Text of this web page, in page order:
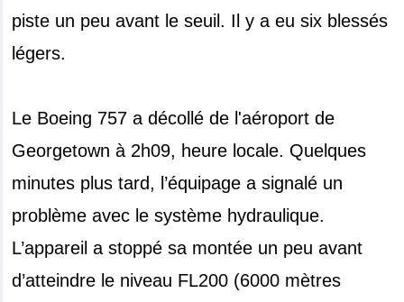
piste un peu avant le seuil. Il y a eu six blessés
légers.
Le Boeing 757 a décollé de l'aéroport de
Georgetown à 2h09, heure locale. Quelques
minutes plus tard, l’équipage a signalé un
problème avec le système hydraulique.
L’appareil a stoppé sa montée un peu avant
d’atteindre le niveau FL200 (6000 mètres